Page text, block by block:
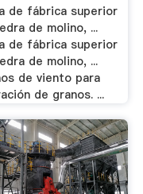
de fábrica superior
de molino, ...
de fábrica superior
de molino, ...
de viento para
de granos. ...